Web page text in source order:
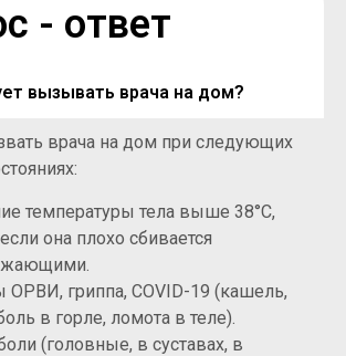
- ответ
вызывать врача на дом?
врача на дом при следующих
температуры тела выше 38°C,
она плохо сбивается
гриппа, COVID-19 (кашель,
в горле, ломота в теле).
(головные, в суставах, в